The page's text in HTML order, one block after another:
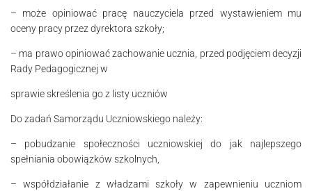
– może opiniować pracę nauczyciela przed wystawieniem mu
oceny pracy przez dyrektora szkoły;
– ma prawo opiniować zachowanie ucznia, przed podjęciem decyzji
Rady Pedagogicznej w
sprawie skreślenia go z listy uczniów
Do zadań Samorządu Uczniowskiego należy:
– pobudzanie społeczności uczniowskiej do jak najlepszego
spełniania obowiązków szkolnych,
– współdziałanie z władzami szkoły w zapewnieniu uczniom